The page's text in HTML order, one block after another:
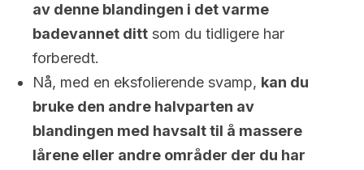
av denne blandingen i det varme
badevannet ditt som du tidligere har
forberedt.
Nå, med en eksfolierende svamp, kan du
bruke den andre halvparten av
blandingen med havsalt til å massere
lårene eller andre områder der du har